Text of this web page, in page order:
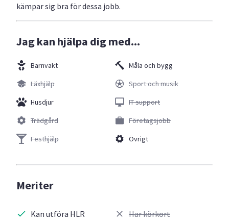
kämpar sig bra för dessa jobb.
Jag kan hjälpa dig med...
Barnvakt
Läxhjälp
Husdjur
Trädgård
Festhjälp
Måla och bygg
Sport och musik
IT support
Företagsjobb
Övrigt
Meriter
Kan utföra HLR Har körkort